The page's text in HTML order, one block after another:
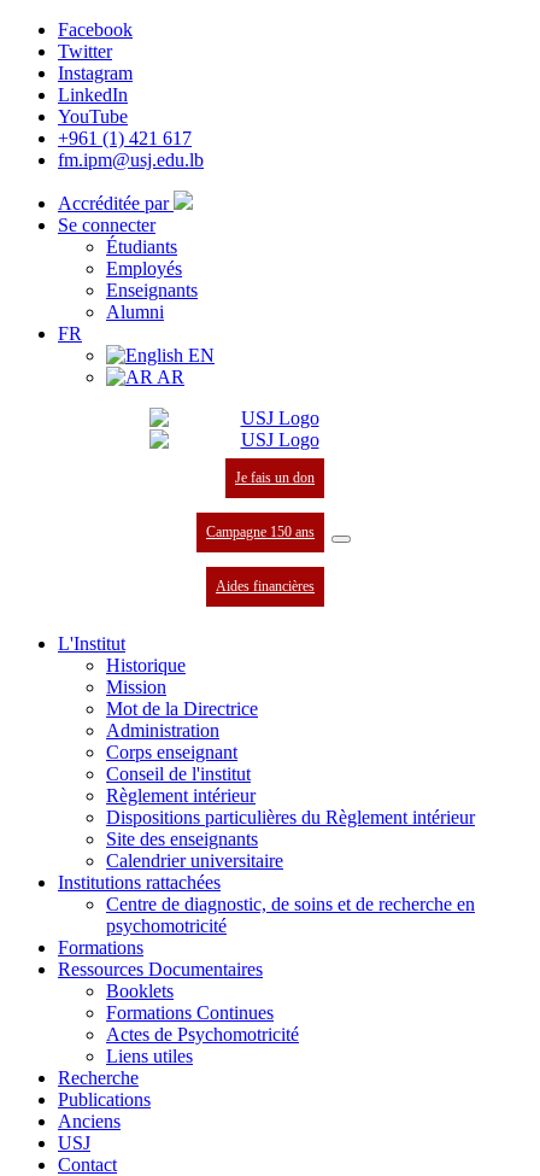
Facebook
Twitter
Instagram
LinkedIn
YouTube
+961 (1) 421 617
fm.ipm@usj.edu.lb
Accréditée par
Se connecter
Étudiants
Employés
Enseignants
Alumni
FR
EN
AR
Je fais un don
Campagne 150 ans
Aides financières
L'Institut
Historique
Mission
Mot de la Directrice
Administration
Corps enseignant
Conseil de l'institut
Règlement intérieur
Dispositions particulières du Règlement intérieur
Site des enseignants
Calendrier universitaire
Institutions rattachées
Centre de diagnostic, de soins et de recherche en
psychomotricité
Formations
Ressources Documentaires
Booklets
Formations Continues
Actes de Psychomotricité
Liens utiles
Recherche
Publications
Anciens
USJ
Contact